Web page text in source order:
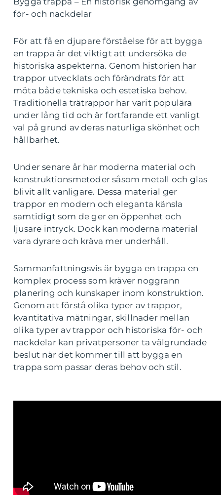
för- och nackdelar
För att få en djupare förståelse för att bygga
en trappa är det viktigt att undersöka de
historiska aspekterna. Genom historien har
trappor utvecklats och förändrats för att
möta både tekniska och estetiska behov.
Traditionella trätrappor har varit populära
under lång tid och är fortfarande ett vanligt
val på grund av deras naturliga skönhet och
hållbarhet.
Under senare år har moderna material och
konstruktionsmetoder såsom metall och glas
blivit allt vanligare. Dessa material ger
trappor en modern och eleganta känsla
samtidigt som de ger en öppenhet och
ljusare intryck. Dock kan moderna material
vara dyrare och kräva mer underhåll.
Sammanfattningsvis är bygga en trappa en
komplex process som kräver noggrann
planering och kunskaper inom konstruktion.
Genom att förstå olika typer av trappor,
kvantitativa mätningar, skillnader mellan
olika typer av trappor och historiska för- och
nackdelar kan privatpersoner ta välgrundade
beslut när det kommer till att bygga en
trappa som passar deras behov och stil.